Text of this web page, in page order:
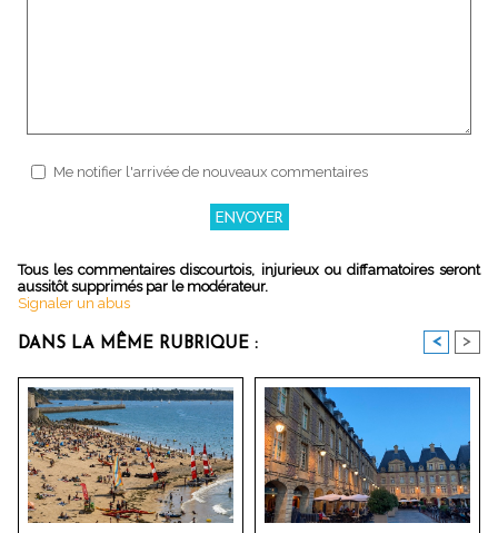
Me notifier l'arrivée de nouveaux commentaires
Tous les commentaires discourtois, injurieux ou diffamatoires seront
aussitôt supprimés par le modérateur.
Signaler un abus
DANS LA MÊME RUBRIQUE : < >